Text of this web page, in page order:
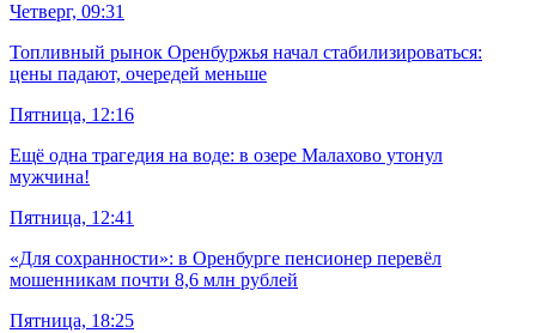
Четверг, 09:31
Топливный рынок Оренбуржья начал стабилизироваться:
цены падают, очередей меньше
Пятница, 12:16
Ещё одна трагедия на воде: в озере Малахово утонул
мужчина!
Пятница, 12:41
«Для сохранности»: в Оренбурге пенсионер перевёл
мошенникам почти 8,6 млн рублей
Пятница, 18:25